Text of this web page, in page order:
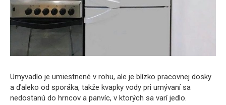
Umyvadlo je umiestnené v rohu, ale je blízko pracovnej dosky
a ďaleko od sporáka, takže kvapky vody pri umývaní sa
nedostanú do hrncov a panvíc, v ktorých sa varí jedlo.